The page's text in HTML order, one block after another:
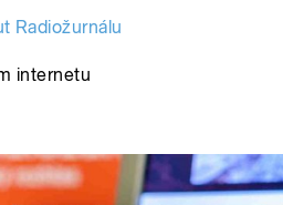
Radiožurnálu
internetu